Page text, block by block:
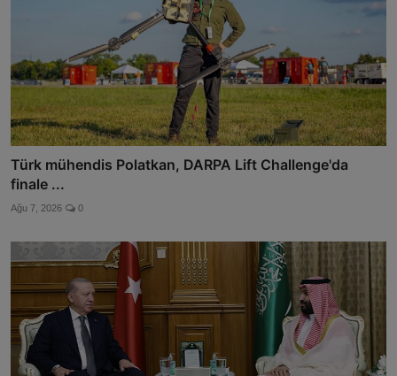
Türk mühendis Polatkan, DARPA Lift Challenge'da
finale ...
Ağu 7, 2026 0